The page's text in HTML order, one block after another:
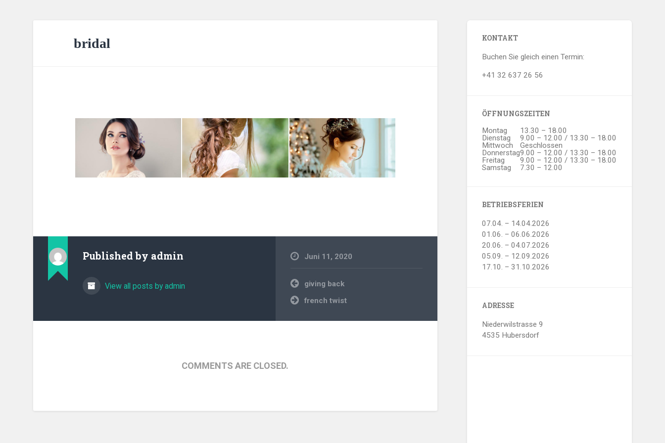
bridal
Published by admin
View all posts by admin
Juni 11, 2020
Beitragsnavigation
giving back
french twist
COMMENTS ARE CLOSED.
KONTAKT
Buchen Sie gleich einen Termin:
+41 32 637 26 56
ÖFFNUNGSZEITEN
Montag
13.30 – 18.00
Dienstag
9.00 – 12.00 / 13.30 – 18.00
Mittwoch
Geschlossen
Donnerstag9.00 – 12.00 / 13.30 – 18.00
Freitag
9.00 – 12.00 / 13.30 – 18.00
Samstag
7.30 – 12.00
BETRIEBSFERIEN
07.04. – 14.04.2026
01.06. – 06.06.2026
20.06. – 04.07.2026
05.09. – 12.09.2026
17.10. – 31.10.2026
ADRESSE
Niederwilstrasse 9
4535 Hubersdorf